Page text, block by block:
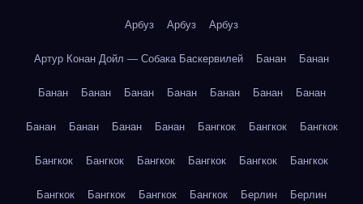
Арбуз Арбуз Арбуз
Артур Конан Дойл — Собака Баскервилей Банан Банан
Банан Банан Банан Банан Банан Банан Банан
Банан Банан Банан Банан Бангкок Бангкок Бангкок
Бангкок Бангкок Бангкок Бангкок Бангкок Бангкок
Бангкок Бангкок Бангкок Бангкок Берлин Берлин